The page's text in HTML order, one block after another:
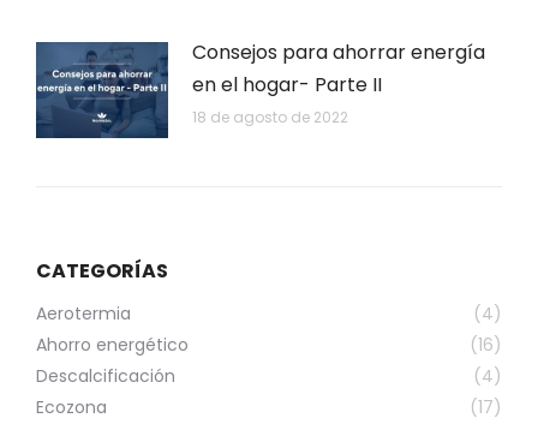
Consejos para ahorrar energía
en el hogar- Parte II
18 de agosto de 2022
CATEGORÍAS
Aerotermia
(4)
Ahorro energético
(16)
Descalcificación
(4)
Ecozona
(17)